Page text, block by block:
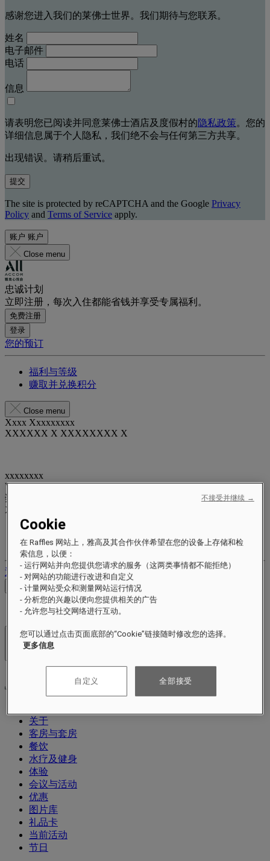
感谢您进入我们的莱佛士世界。我们期待与您联系。
姓名
电子邮件
电话
信息
请表明您已阅读并同意莱佛士酒店及度假村的隐私政策。您的
详细信息属于个人隐私，我们绝不会与任何第三方共享。
出现错误。请稍后重试。
提交
The site is protected by reCAPTCHA and the Google Privacy
Policy and Terms of Service apply.
账户 账户
Close menu
忠诚计划
立即注册，每次入住都能省钱并享受专属福利。
免费注册
登录
您的预订
福利与等级
赚取并兑换积分
Close menu
Xxxx Xxxxxxxxx
XXXXXX X XXXXXXXX X
xxxxxxxx
Valid untilxx/xx/xxxx
奖励积分
XXX
您的忠诚账户
您的预订
退出
查看价格
酒店及度假村
关于
客房与套房
餐饮
水疗及健身
体验
会议与活动
优惠
图片库
礼品卡
当前活动
节日
Cookie
在 Raffles 网站上，雅高及其合作伙伴希望在您的设备上存储和检
索信息，以便：
- 运行网站并向您提供您请求的服务（这两类事情都不能拒绝）
- 对网站的功能进行改进和自定义
- 计量网站受众和测量网站运行情况
- 分析您的兴趣以便向您提供相关的广告
- 允许您与社交网络进行互动。
您可以通过点击页面底部的“Cookie”链接随时修改您的选择。
更多信息
自定义 全部接受
不接受并继续 →